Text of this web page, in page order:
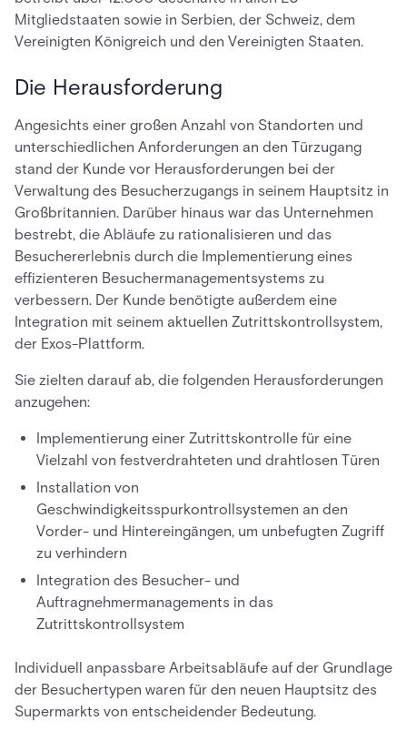
Mitgliedstaaten sowie in Serbien, der Schweiz, dem
Vereinigten Königreich und den Vereinigten Staaten.
Die Herausforderung
Angesichts einer großen Anzahl von Standorten und
unterschiedlichen Anforderungen an den Türzugang
stand der Kunde vor Herausforderungen bei der
Verwaltung des Besucherzugangs in seinem Hauptsitz in
Großbritannien. Darüber hinaus war das Unternehmen
bestrebt, die Abläufe zu rationalisieren und das
Besuchererlebnis durch die Implementierung eines
effizienteren Besuchermanagementsystems zu
verbessern. Der Kunde benötigte außerdem eine
Integration mit seinem aktuellen Zutrittskontrollsystem,
der Exos-Plattform.
Sie zielten darauf ab, die folgenden Herausforderungen
anzugehen:
Implementierung einer Zutrittskontrolle für eine
Vielzahl von festverdrahteten und drahtlosen Türen
Installation von
Geschwindigkeitsspurkontrollsystemen an den
Vorder- und Hintereingängen, um unbefugten Zugriff
zu verhindern
Integration des Besucher- und
Auftragnehmermanagements in das
Zutrittskontrollsystem
Individuell anpassbare Arbeitsabläufe auf der Grundlage
der Besuchertypen waren für den neuen Hauptsitz des
Supermarkts von entscheidender Bedeutung.